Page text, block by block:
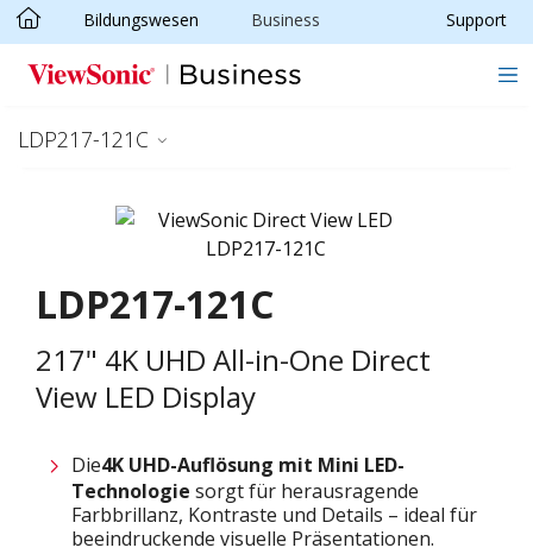
Skip to main content
Bildungswesen Business Support
LDP217-121C
LDP217-121C
217" 4K UHD All-in-One Direct
View LED Display
Die4K UHD-Auflösung mit Mini LED-
Technologie sorgt für herausragende
Farbbrillanz, Kontraste und Details – ideal für
beeindruckende visuelle Präsentationen.